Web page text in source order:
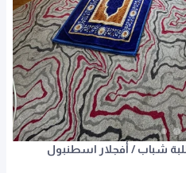
شباب / أفجلار اسطنبول